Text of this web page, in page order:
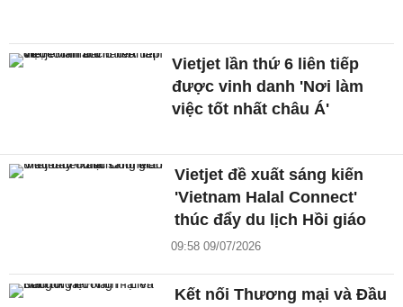
Vietjet lần thứ 6 liên tiếp
được vinh danh 'Nơi làm
việc tốt nhất châu Á'
Vietjet đề xuất sáng kiến
'Vietnam Halal Connect'
thúc đẩy du lịch Hồi giáo
09:58 09/07/2026
Kết nối Thương mại và Đầu